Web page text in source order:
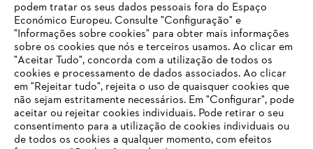
FAQs Loja Online
Contacto
O SEU NAVEGADOR NÃO SUPORTA
ESTE WEBSITE
Está utilizar um navegador que ainda não suportamos. Para
obter o melhor uso de nosso site, recomendamos que altere
para um dos seguintes navegadores:
podem tratar os seus dados pessoais fora do Espaço
Económico Europeu. Consulte "Configuração" e
"Informações sobre cookies" para obter mais informações
sobre os cookies que nós e terceiros usamos. Ao clicar em
"Aceitar Tudo", concorda com a utilização de todos os
cookies e processamento de dados associados. Ao clicar
em "Rejeitar tudo", rejeita o uso de quaisquer cookies que
não sejam estritamente necessários. Em "Configurar", pode
aceitar ou rejeitar cookies individuais. Pode retirar o seu
consentimento para a utilização de cookies individuais ou
de todos os cookies a qualquer momento, com efeitos